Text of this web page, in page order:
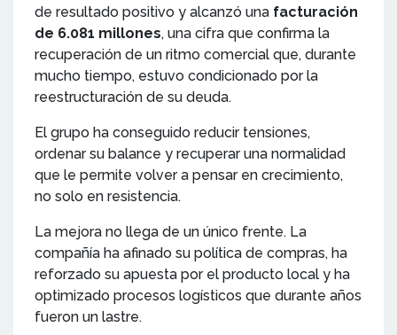
de resultado positivo y alcanzó una facturación
de 6.081 millones, una cifra que confirma la
recuperación de un ritmo comercial que, durante
mucho tiempo, estuvo condicionado por la
reestructuración de su deuda.
El grupo ha conseguido reducir tensiones,
ordenar su balance y recuperar una normalidad
que le permite volver a pensar en crecimiento,
no solo en resistencia.
La mejora no llega de un único frente. La
compañía ha afinado su política de compras, ha
reforzado su apuesta por el producto local y ha
optimizado procesos logísticos que durante años
fueron un lastre.